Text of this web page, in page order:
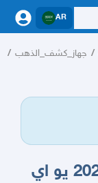
AR
/ جهاز_كشف_الذهب /
جهاز كشف الذهب الاحدث 2026 يو اي